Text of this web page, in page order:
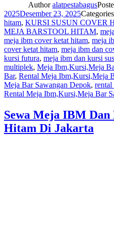
Authoralatpestabagus
2025Desember 23, 2025Categories
hitam, KURSI SUSUN COVER
MEJA BARSTOOL HITAM,
meja ibm cover ketat hitam, meja
cover ketat hitam, meja ibm dan
kursi futura, meja ibm dan kursi
multiplek, Meja Ibm,Kursi,Meja
Bar, Rental Meja Ibm,Kursi,Meja
Meja Bar Sawangan Depok, rental
Rental Meja Ibm,Kursi,Meja Bar
Sewa Meja IBM
Hitam Di Jakarta